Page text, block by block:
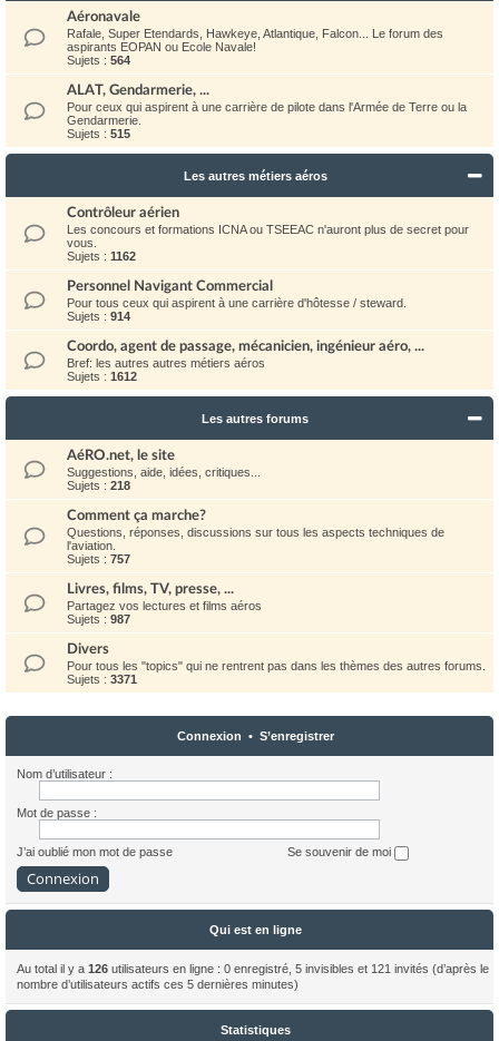
Aéronavale
Rafale, Super Etendards, Hawkeye, Atlantique, Falcon... Le forum des
aspirants EOPAN ou Ecole Navale!
Sujets : 564
ALAT, Gendarmerie, ...
Pour ceux qui aspirent à une carrière de pilote dans l'Armée de Terre ou la
Gendarmerie.
Sujets : 515
Les autres métiers aéros
Contrôleur aérien
Les concours et formations ICNA ou TSEEAC n'auront plus de secret pour
vous.
Sujets : 1162
Personnel Navigant Commercial
Pour tous ceux qui aspirent à une carrière d'hôtesse / steward.
Sujets : 914
Coordo, agent de passage, mécanicien, ingénieur aéro, ...
Bref: les autres autres métiers aéros
Sujets : 1612
Les autres forums
AéRO.net, le site
Suggestions, aide, idées, critiques...
Sujets : 218
Comment ça marche?
Questions, réponses, discussions sur tous les aspects techniques de
l'aviation.
Sujets : 757
Livres, films, TV, presse, ...
Partagez vos lectures et films aéros
Sujets : 987
Divers
Pour tous les "topics" qui ne rentrent pas dans les thèmes des autres forums.
Sujets : 3371
Connexion • S’enregistrer
Nom d’utilisateur :
Mot de passe :
J’ai oublié mon mot de passe Se souvenir de moi
Qui est en ligne
Au total il y a 126 utilisateurs en ligne : 0 enregistré, 5 invisibles et 121 invités (d’après le
nombre d’utilisateurs actifs ces 5 dernières minutes)
Statistiques